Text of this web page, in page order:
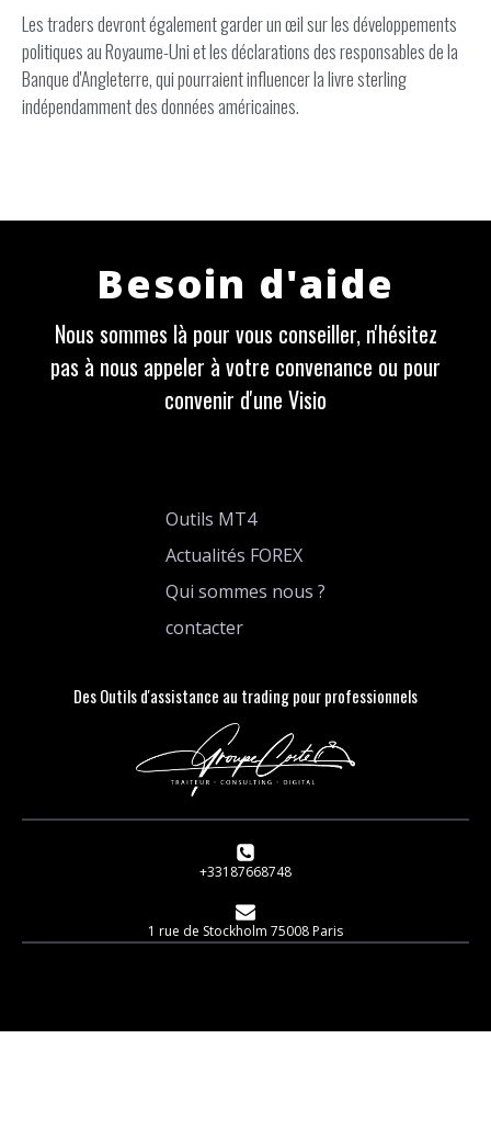
Les traders devront également garder un œil sur les développements
politiques au Royaume-Uni et les déclarations des responsables de la
Banque d'Angleterre, qui pourraient influencer la livre sterling
indépendamment des données américaines.
Besoin d'aide
Nous sommes là pour vous conseiller, n'hésitez
pas à nous appeler à votre convenance ou pour
convenir d'une Visio
Outils MT4
Actualités FOREX
Qui sommes nous ?
contacter
Des Outils d'assistance au trading pour professionnels
+33187668748
1 rue de Stockholm 75008 Paris